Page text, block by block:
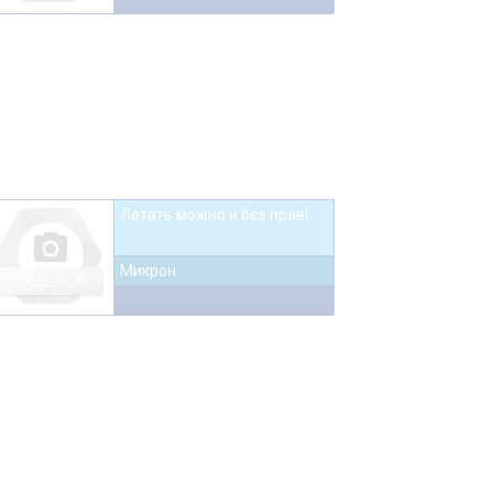
photo_camera
Летать можно и без прав!
Микрон